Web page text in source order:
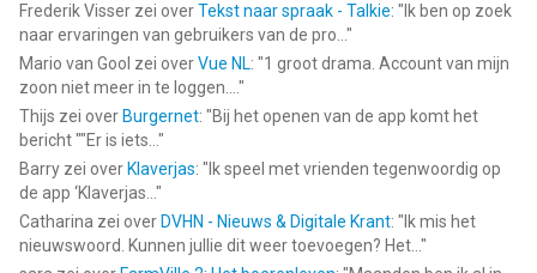
Frederik Visser zei overTekst naar spraak - Talkie: " Ik ben op zoek
naar ervaringen van gebruikers van de pro... "
Mario van Gool zei overVue NL: "1 groot drama. Account van mijn
zoon niet meer in te loggen.... "
Thijs zei over Burgernet: "Bij het openen van de app komt het
bericht ""Er is iets... "
Barry zei over Klaverjas: " Ik speel met vrienden tegenwoordig op
de app ‘Klaverjas... "
Catharina zei over DVHN - Nieuws & Digitale Krant: " Ik mis het
nieuwswoord. Kunnen jullie dit weer toevoegen? Het... "